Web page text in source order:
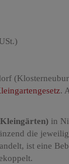
.
in
die
ist eine